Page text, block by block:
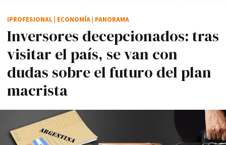
Inversores decepcionados: tras
visitar el país, se van con
dudas sobre el futuro del plan
macrista
IPROFESIONAL ECONOMÍA PANORAMA